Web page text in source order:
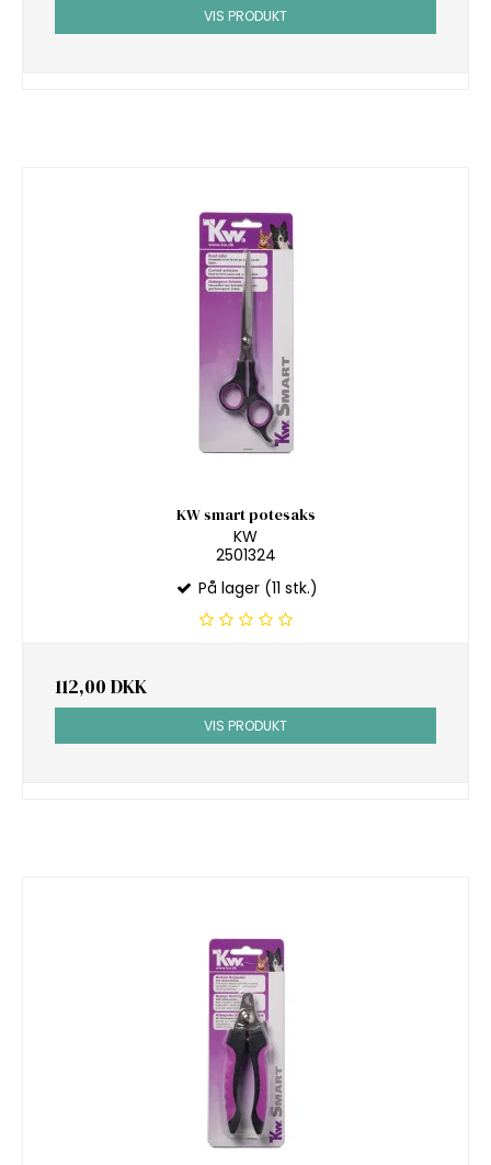
VIS PRODUKT
KW smart potesaks
KW
2501324
På lager (11 stk.)
112,00 DKK
VIS PRODUKT